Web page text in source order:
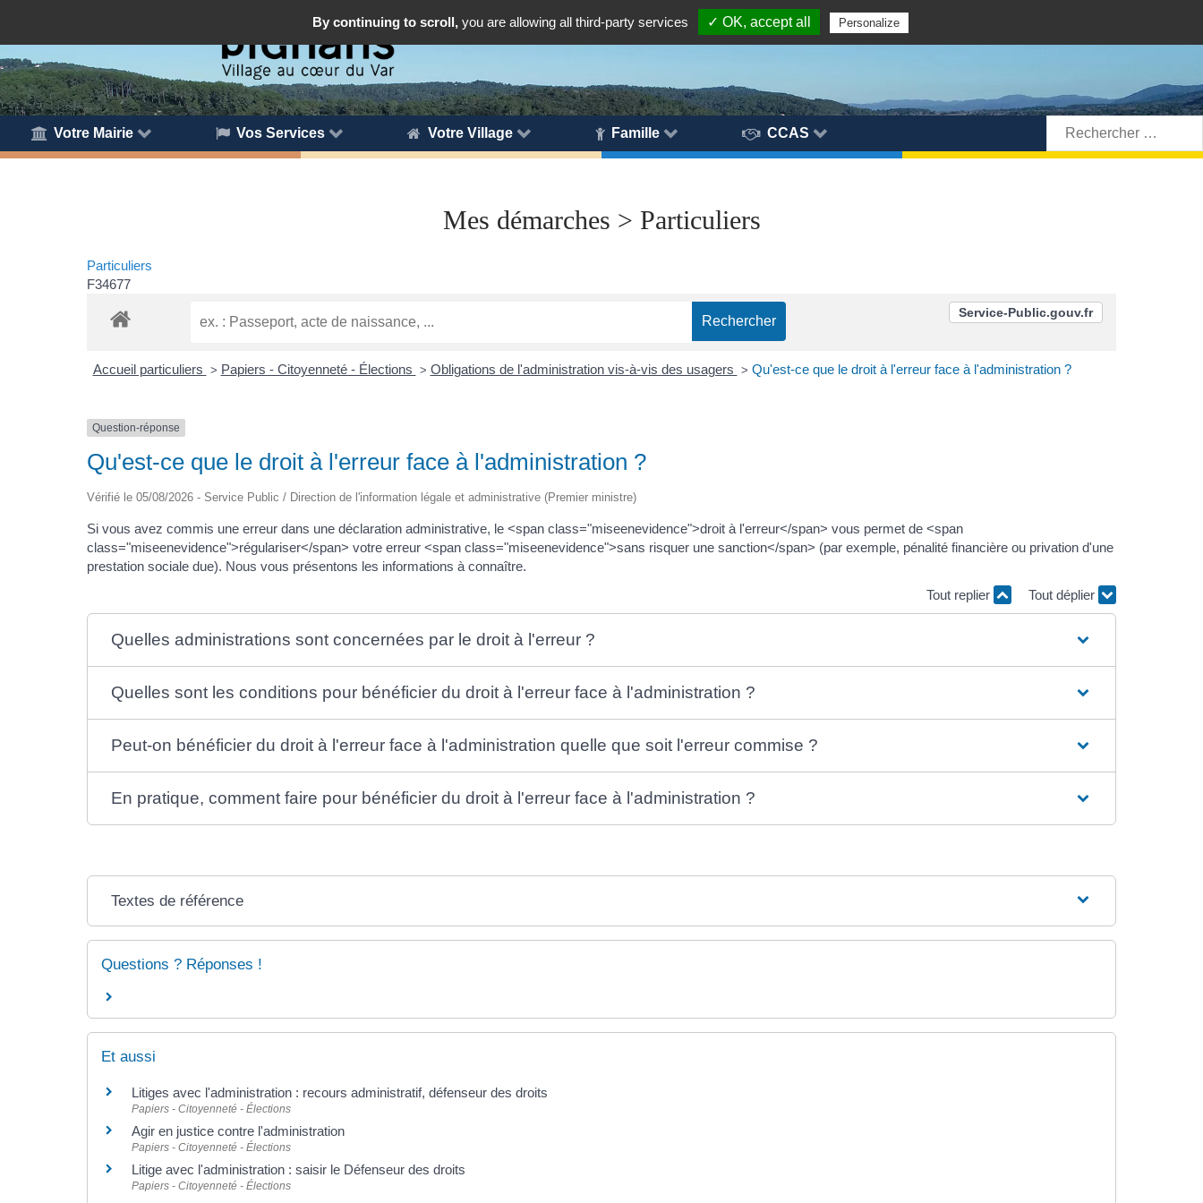
Votre Mairie Vos Services Votre Village Famille CCAS
Rechercher:
Mes démarches > Particuliers
Particuliers
F34677
Service-Public.gouv.fr
Accueil particuliers > Papiers - Citoyenneté - Élections > Obligations de l'administration vis-à-vis des usagers > Qu'est-ce que le droit à l'erreur face à l'administration ?
Question-réponse
Qu'est-ce que le droit à l'erreur face à l'administration ?
Vérifié le 05/08/2026 - Service Public / Direction de l'information légale et administrative (Premier ministre)
Si vous avez commis une erreur dans une déclaration administrative, le <span class="miseenevidence">droit à l'erreur</span> vous permet de <span
class="miseenevidence">régulariser</span> votre erreur <span class="miseenevidence">sans risquer une sanction</span> (par exemple, pénalité financière ou privation d'une
prestation sociale due). Nous vous présentons les informations à connaître.
Tout replier
Tout déplier
Quelles administrations sont concernées par le droit à l'erreur ?
Quelles sont les conditions pour bénéficier du droit à l'erreur face à l'administration ?
Peut-on bénéficier du droit à l'erreur face à l'administration quelle que soit l'erreur commise ?
En pratique, comment faire pour bénéficier du droit à l'erreur face à l'administration ?
Textes de référence
Questions ? Réponses !
Et aussi
Litiges avec l'administration : recours administratif, défenseur des droits
Papiers - Citoyenneté - Élections
Agir en justice contre l'administration
Papiers - Citoyenneté - Élections
Litige avec l'administration : saisir le Défenseur des droits
Papiers - Citoyenneté - Élections
By continuing to scroll, you are allowing all third-party services ✓ OK, accept all Personalize